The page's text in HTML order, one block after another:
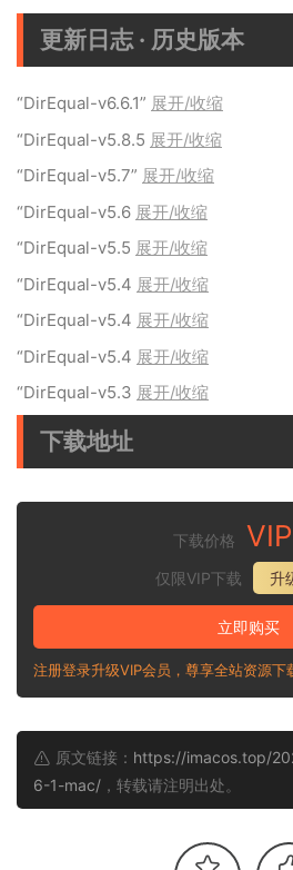
更新日志 · 历史版本
“DirEqual-v6.6.1” 展开/收缩
“DirEqual-v5.8.5 展开/收缩
“DirEqual-v5.7” 展开/收缩
“DirEqual-v5.6 展开/收缩
“DirEqual-v5.5 展开/收缩
“DirEqual-v5.4 展开/收缩
“DirEqual-v5.4 展开/收缩
“DirEqual-v5.4 展开/收缩
“DirEqual-v5.3 展开/收缩
下载地址
下载价格 VIP
仅限VIP下载
升
立即购买
注册登录升级VIP会员，尊享全站资源下
原文链接： https://imacos.top/
6-1-mac/ ，转载请注明出处。